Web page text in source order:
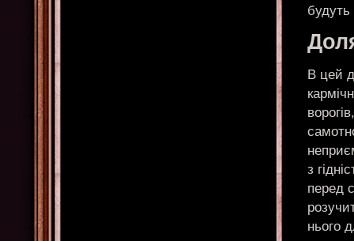
будуть
В цей
з
перед
нього